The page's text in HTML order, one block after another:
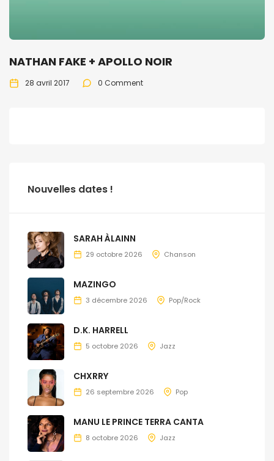
NATHAN FAKE + APOLLO NOIR
28 avril 2017 0 Comment
Nouvelles dates !
SARAH ÀLAINN
29 octobre 2026 Chanson
MAZINGO
3 décembre 2026 Pop/Rock
D.K. HARRELL
5 octobre 2026 Jazz
CHXRRY
26 septembre 2026 Pop
MANU LE PRINCE TERRA CANTA
8 octobre 2026 Jazz